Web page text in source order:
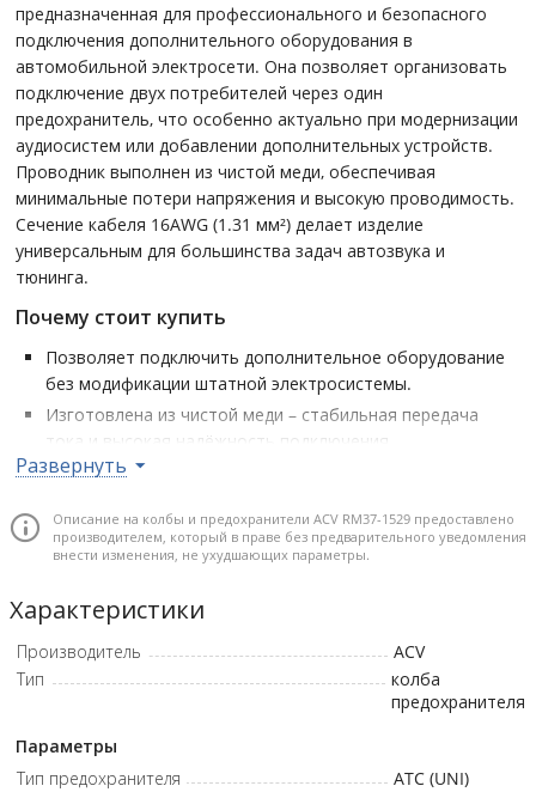
предназначенная для профессионального и безопасного
подключения дополнительного оборудования в
автомобильной электросети. Она позволяет организовать
подключение двух потребителей через один
предохранитель, что особенно актуально при модернизации
аудиосистем или добавлении дополнительных устройств.
Проводник выполнен из чистой меди, обеспечивая
минимальные потери напряжения и высокую проводимость.
Сечение кабеля 16AWG (1.31 мм²) делает изделие
универсальным для большинства задач автозвука и
тюнинга.
Почему стоит купить
Позволяет подключить дополнительное оборудование
без модификации штатной электросистемы.
Изготовлена из чистой меди – стабильная передача
тока и высокая надёжность подключения.
Совместимость с предохранителями ATC – стандартный
Сечение 16AWG обеспечивает достаточную пропускную
способность для большинства устройств.
аксессуаров и компонентов автозвука.
Тип предохранителя: ATC • Материал проводника: чистая медь
• Калибр/Сечение: 16AWG / 1.31кв.мм
Развернуть
Описание на колбы и предохранители ACV RM37-1529 предоставлено
производителем, который в праве без предварительного уведомления
внести изменения, не ухудшающих параметры.
Характеристики
Производитель
ACV
Тип
колба
предохранителя
Параметры
Тип предохранителя
ATC (UNI)